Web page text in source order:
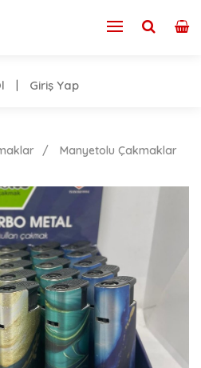
Giriş Yap
Manyetolu Çakmaklar